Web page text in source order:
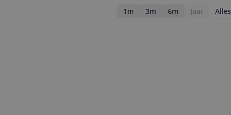
1m 3m 6m Jaar Alles